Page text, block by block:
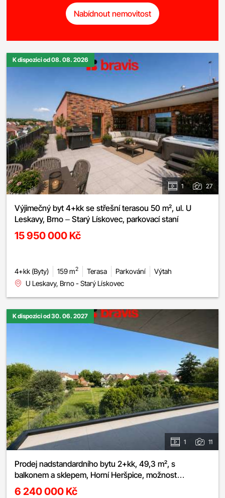
Nabídnout nemovitost
K dispozici od 08. 08. 2026
1 27
Výjimečný byt 4+kk se střešní terasou 50 m², ul. U
Leskavy, Brno – Starý Lískovec, parkovací staní
15 950 000 Kč
4+kk (Byty) 159 m2 Terasa Parkování
Výtah
U Leskavy, Brno - Starý Lískovec
K dispozici od 30. 06. 2027
1 11
Prodej nadstandardního bytu 2+kk, 49,3 m², s
balkonem a sklepem, Horní Heršpice, možnost
parkování
6 240 000 Kč